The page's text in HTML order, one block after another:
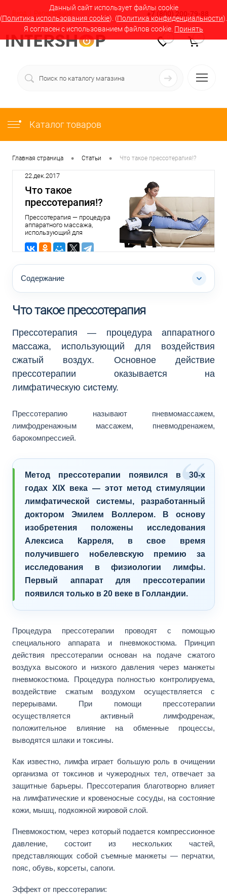
Данный сайт использует файлы cookie
(Политика использования cookie). (Политика конфиденциальности).
Я согласен с использованием файлов cookie. Принять
Вход Регистрация +7 (800) 200-79-88
Каталог товаров
Главная страница • Статьи • Что такое прессотерапия!?
22.дек.2017
Что такое
прессотерапия!?
Прессотерапия — процедура
аппаратного массажа,
использующий для
Прессотерапию называют
лимфодренажным
пневмодренажем,
Содержание
Что такое прессотерапия
Прессотерапия — процедура аппаратного
массажа, использующий для воздействия
сжатый воздух. Основное действие
прессотерапии оказывается на
лимфатическую систему.
Прессотерапию называют пневмомассажем,
лимфодренажным массажем, пневмодренажем,
барокомпрессией.
Метод прессотерапии появился в 30-х
годах XIX века — этот метод стимуляции
лимфатической системы, разработанный
доктором Эмилем Воллером. В основу
изобретения положены исследования
Алексиса Карреля, в свое время
получившего нобелевскую премию за
исследования в физиологии лимфы.
Первый аппарат для прессотерапии
появился только в 20 веке в Голландии.
Процедура прессотерапии проводят с помощью
специального аппарата и пневмокостюма. Принцип
действия прессотерапии основан на подаче сжатого
воздуха высокого и низкого давления через манжеты
пневмокостюма. Процедура полностью контролируема,
воздействие сжатым воздухом осуществляется с
перерывами. При помощи прессотерапии
осуществляется активный лимфодренаж,
положительное влияние на обменные процессы,
выводятся шлаки и токсины.
Как известно, лимфа играет большую роль в очищении
организма от токсинов и чужеродных тел, отвечает за
защитные барьеры. Прессотерапия благотворно влияет
на лимфатические и кровеносные сосуды, на состояние
кожи, мышц, подкожной жировой слой.
Пневмокостюм, через который подается компрессионное
давление, состоит из нескольких частей,
представляющих собой съемные манжеты — перчатки,
пояс, обувь, корсеты, сапоги.
Эффект от прессотерапии: